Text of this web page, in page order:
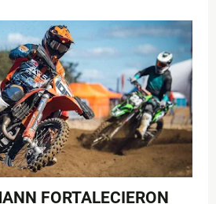
FORTALECIERON